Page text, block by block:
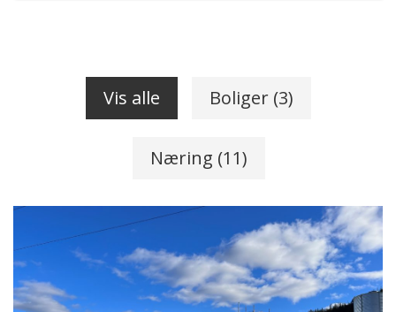
Vis alle Boliger (3)
Næring (11)